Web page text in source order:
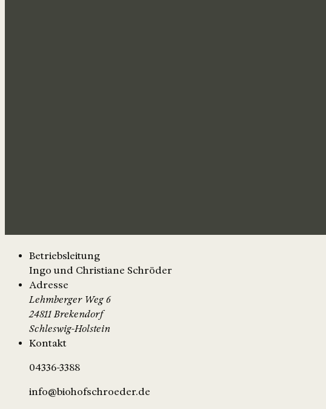
Betriebsleitung
Ingo und Christiane Schröder
Adresse
Lehmberger Weg 6
24811 Brekendorf
Schleswig-Holstein
Kontakt
04336-3388
info@biohofschroeder.de